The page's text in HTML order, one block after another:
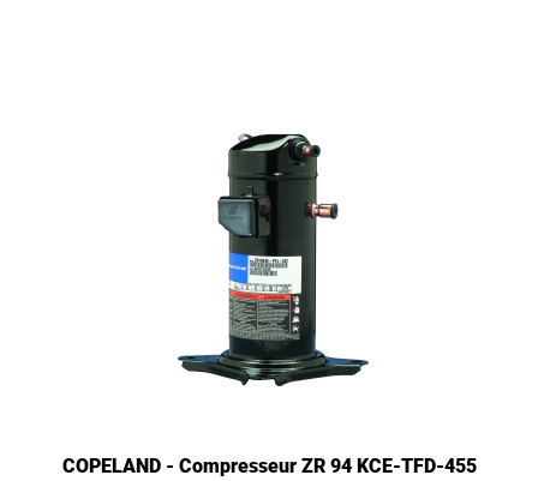
COPELAND - Compresseur ZR 94 KCE-TFD-455